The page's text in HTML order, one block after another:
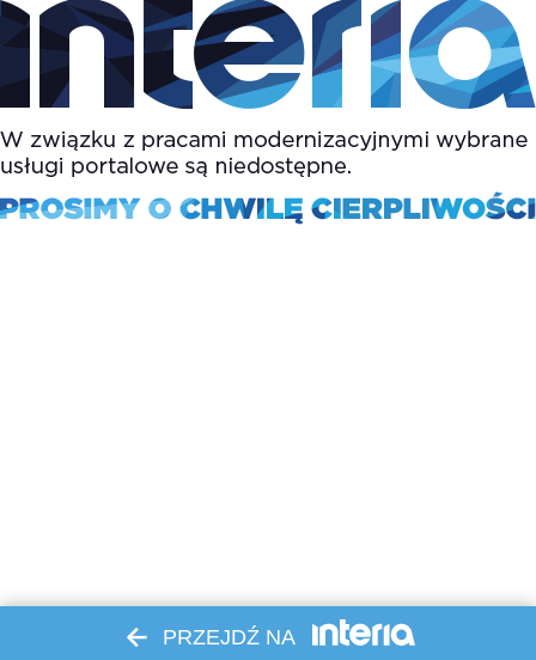
PRZEJDŹ NA